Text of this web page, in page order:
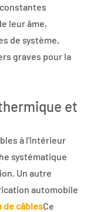
leur âme,
de système,
graves pour la
et
à l'intérieur
systématique
Un autre
automobile
de câblesCe